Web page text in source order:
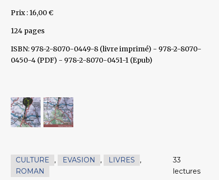
Prix : 16,00 €
124 pages
ISBN: 978-2-8070-0449-8 (livre imprimé) - 978-2-8070-
0450-4 (PDF) - 978-2-8070-0451-1 (Epub)
CULTURE , EVASION , LIVRES
,
ROMAN
33
lectures